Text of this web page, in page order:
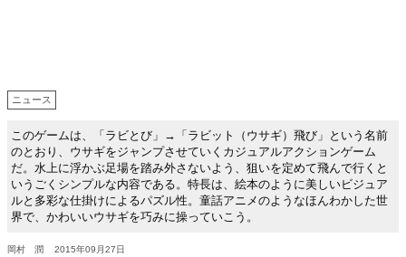
ニュース
このゲームは、「ラビとび」→「ラビット（ウサギ）飛び」という名前
のとおり、ウサギをジャンプさせていくカジュアルアクションゲーム
だ。水上に浮かぶ足場を踏み外さないよう、狙いを定めて飛んで行くと
いうごくシンプルな内容である。特長は、絵本のように美しいビジュア
ルと多彩な仕掛けによるパズル性。童話アニメのようなほんわかした世
界で、かわいいウサギを巧みに操っていこう。
岡村 潤 2015年09月27日